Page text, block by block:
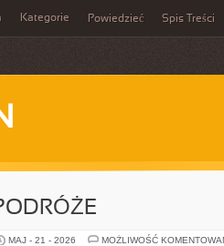
Kategorie Powiedzieć Spis Treści
MAJ - 21 - 2026 MOŻLIWOŚĆ